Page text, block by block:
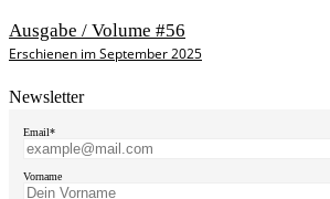
Ausgabe / Volume #56
Erschienen im September 2025
Newsletter
Email*
Vorname